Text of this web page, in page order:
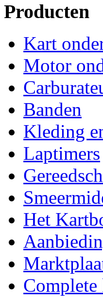
Producten
Kart
Motor
Banden
Kleding
Laptimers
Het
Complete